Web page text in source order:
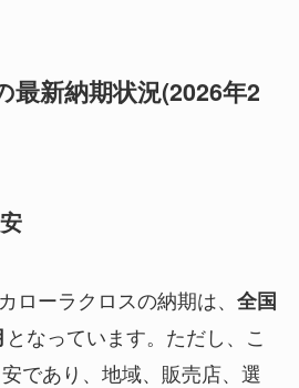
新納期状況(2026年2
ローラクロスの納期は、 全国
となっています。ただし、こ
であり、地域、販売店、選